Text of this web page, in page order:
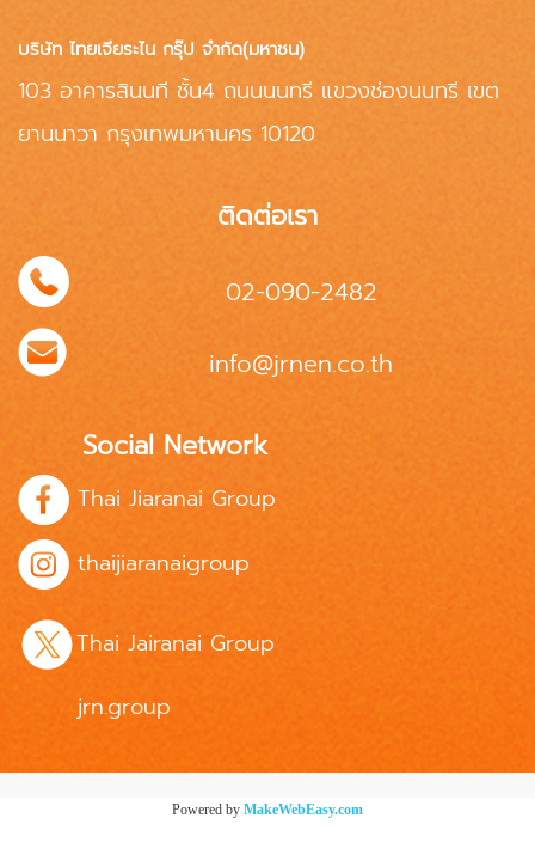
บริษัท ไทยเจียระไน กรุ๊ป จำกัด(มหาชน)
103 อาคารสินนที ชั้น4 ถนนนนทรี แขวงช่องนนทรี เขต
ยานนาวา กรุงเทพมหานคร 10120
ติดต่อเรา
02-090-2482
info@jrnen.co.th
Social Network
Thai Jiaranai Group
thaijiaranaigroup
Thai Jairanai Group
jrn.group
Powered by MakeWebEasy.com